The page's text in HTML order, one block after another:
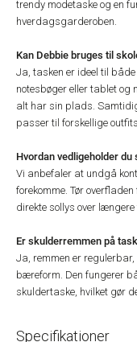
trendy modetaske og en
hverdagsgarderoben.
Kan Debbie bruges til
Ja, tasken er ideel til
notesbøger eller tablet og
alt har sin plads.
passer til forskellige
Hvordan vedligeholder
Vi anbefaler at undgå
forekomme. Tør
direkte sollys over
Er skulderremmen på
Ja, remmen er
bæreform. Den fungerer
skuldertaske, hvilket gør
Specifikationer